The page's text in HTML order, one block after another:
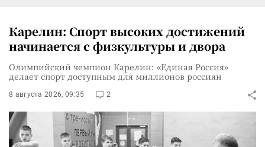
Карелин: Спорт высоких достижений
начинается с физкультуры и двора
Олимпийский чемпион Карелин: «Единая Россия»
делает спорт доступным для миллионов россиян
8 августа 2026, 09:35 2